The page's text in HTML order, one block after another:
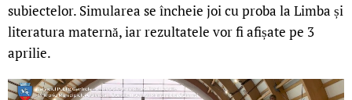
subiectelor. Simularea se încheie joi cu proba la Limba și
literatura maternă, iar rezultatele vor fi afișate pe 3
aprilie.